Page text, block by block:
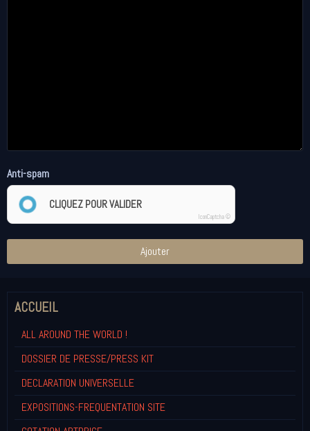
Anti-spam
CLIQUEZ POUR VALIDER
IconCaptcha ©
Ajouter
ACCUEIL
ALL AROUND THE WORLD !
DOSSIER DE PRESSE/PRESS KIT
DECLARATION UNIVERSELLE
EXPOSITIONS-FREQUENTATION SITE